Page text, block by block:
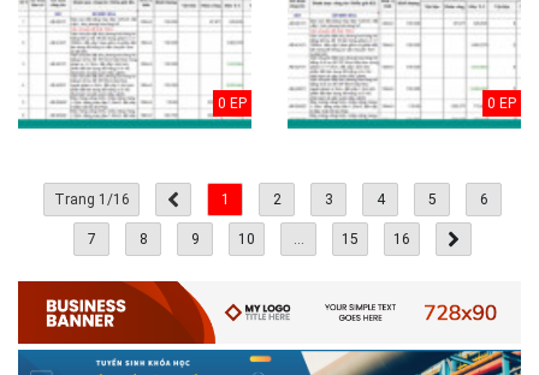
0 EP 0 EP
Trang 1/16 1 2 3 4 5 6
7 8 9 10 15 16